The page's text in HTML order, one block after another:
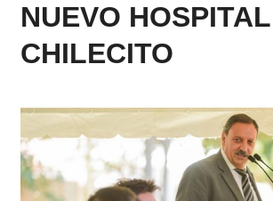
NUEVO HOSPITAL
CHILECITO